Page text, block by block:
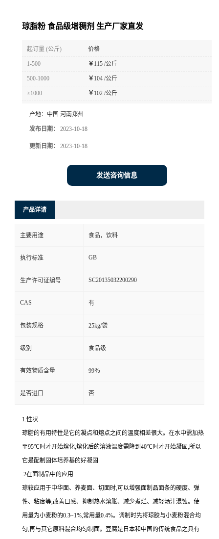
琼脂粉 食品级增稠剂 生产厂家直发
起订量 (公斤) 价格
1-500 ￥ 115 /公斤
500-1000 ￥ 104 /公斤
≥1000 ￥ 102 /公斤
产地： 中国 河南郑州
发布日期： 2023-10-18
更新日期： 2023-10-18
发送咨询信息
产品详请
主要用途 食品，饮料
执行标准 GB
生产许可证编号 SC20135032200290
CAS 有
包装规格 25kg/袋
级别 食品级
有效物质含量 99％
是否进口 否
1.性状
琼脂的有用特性是它的凝点和熔点之间的温度相差很大。在水中需加热
至95℃时才开始熔化,熔化后的溶液温度需降到40℃时才开始凝固,所以
它是配制固体培养基的好凝固
.2在面制品中的应用
琼较应用于中华面、养麦面、切面时,可以增强面制品面条的硬度、弹
性、粘度等,改善口感、抑制热水溶胀、减少煮烂、减轻汤汁混蚀。使
用量为小麦粉的0.3~1%,常用量0.4%。调制时先将琼胶与小麦粉混合均
匀,再与其它原料混合均匀制面。豆腐是日本和中国的传统食品之具有